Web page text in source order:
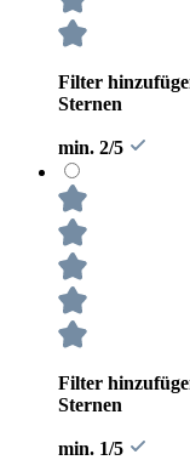
Filter
Sternen
min. 2/5
Filter
Sternen
min. 1/5